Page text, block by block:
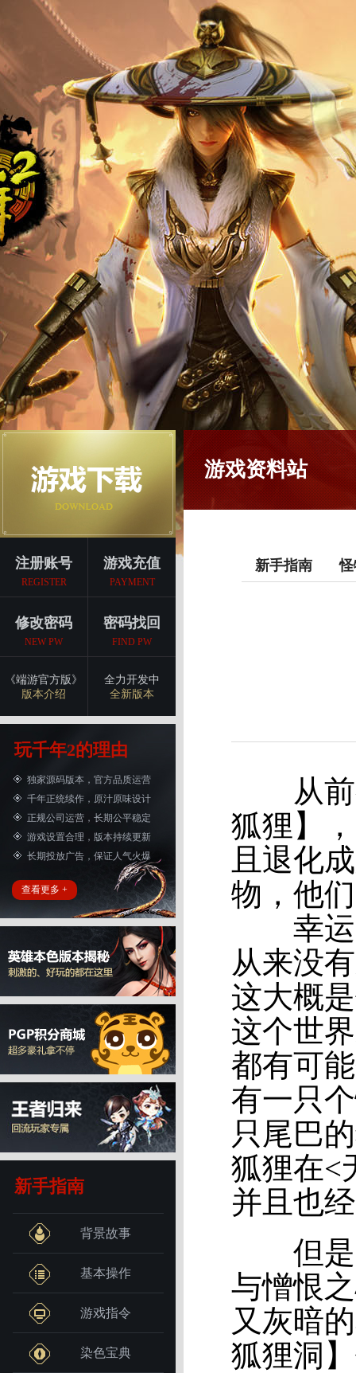
注册账号
REGISTER
游戏充值
PAYMENT
修改密码
NEW PW
密码找回
FIND PW
《端游官方版》
版本介绍
全力开发中
全新版本
玩千年2的理由
独家源码版本，官方品质运营
千年正统续作，原汁原味设计
正规公司运营，长期公平稳定
游戏设置合理，版本持续更新
长期投放广告，保证人气火爆
查看更多 +
新手指南
背景故事
基本操作
游戏指令
染色宝典
游戏资料站
新手指南 怪
从前
狐狸】
且退化
物，他
幸运
从来没
这大概
这个世
都有可
有一只
只尾巴
狐狸在<
并且也
但是
与憎恨
又灰暗
狐狸洞